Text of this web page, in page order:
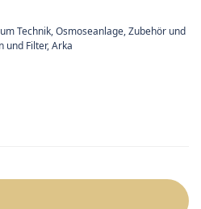
Technik,Osmoseanlage, Zubehör und
und Filter,Arka